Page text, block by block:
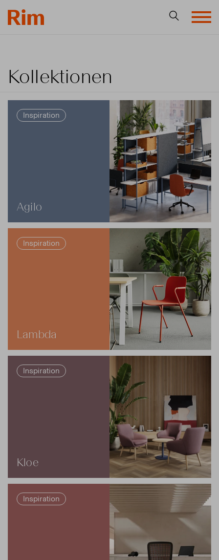
Kollektionen
Inspiration
Agilo
Inspiration
Lambda
Inspiration
Kloe
Inspiration